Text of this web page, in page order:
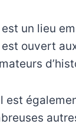
un lieu
est ouvert
est